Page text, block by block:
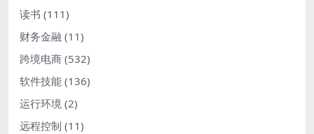
读书 (111)
财务金融 (11)
跨境电商 (532)
软件技能 (136)
运行环境 (2)
远程控制 (11)